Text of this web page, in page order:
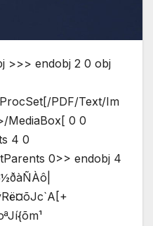
>>> endobj 2 0 obj
PDF/Text/Im
MediaBox[ 0 0
4 0
0>> endobj 4